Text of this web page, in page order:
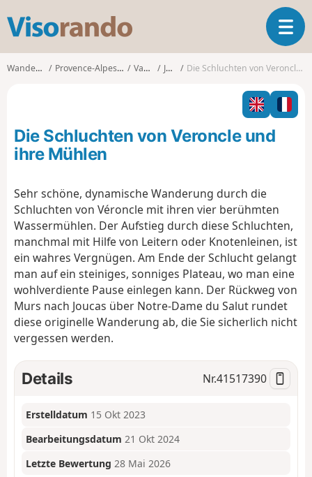
s
o
o
T
o
l
n
i
o
n
Wanderungen Provence-Alpes-Côte d'Azur Vaucluse Joucas Die Schluchten von Veroncle und ihre Mühlen
Die Schluchten von Veroncle und
ihre Mühlen
Sehr schöne, dynamische Wanderung durch die
Schluchten von Véroncle mit ihren vier berühmten
Wassermühlen. Der Aufstieg durch diese Schluchten,
manchmal mit Hilfe von Leitern oder Knotenleinen, ist
ein wahres Vergnügen. Am Ende der Schlucht gelangt
man auf ein steiniges, sonniges Plateau, wo man eine
wohlverdiente Pause einlegen kann. Der Rückweg von
Murs nach Joucas über Notre-Dame du Salut rundet
diese originelle Wanderung ab, die Sie sicherlich nicht
vergessen werden.
Details Nr.41517390
Erstelldatum 15 Okt 2023
Bearbeitungsdatum 21 Okt 2024
Letzte Bewertung 28 Mai 2026